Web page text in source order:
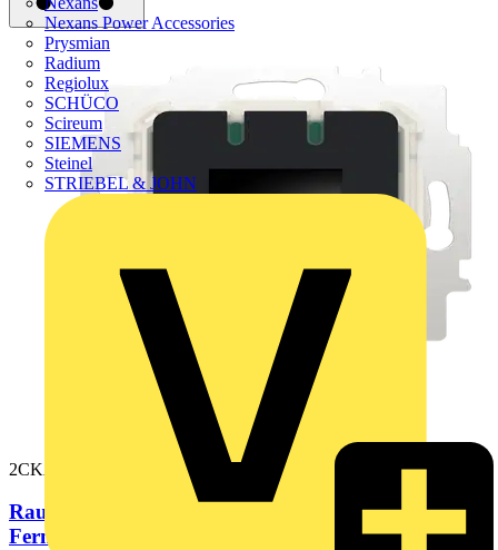
Nexans Power Accessories
Prysmian
Radium
Regiolux
SCHÜCO
Scireum
SIEMENS
Steinel
STRIEBEL & JOHN
2CKA001032A0533
Raumtemperaturregler Einsatz "Schließer",
Fernfühler mit Display Bluetooth